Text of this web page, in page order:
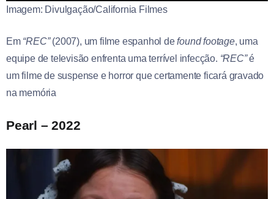
Imagem: Divulgação/California Filmes
Em “REC”(2007), um filme espanhol defound footage, uma
equipe de televisão enfrenta uma terrível infecção. “REC”é
um filme de suspense e horror que certamente ficará gravado
na memória
Pearl – 2022